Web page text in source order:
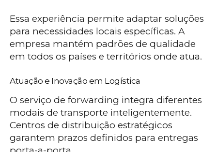
Essa experiência permite adaptar soluções
para necessidades locais específicas. A
empresa mantém padrões de qualidade
em todos os países e territórios onde atua.
Atuação e Inovação em Logística
O serviço de forwarding integra diferentes
modais de transporte inteligentemente.
Centros de distribuição estratégicos
garantem prazos definidos para entregas